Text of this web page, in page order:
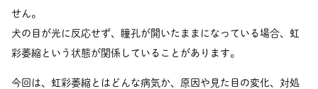
せん。
犬の目が光に反応せず、瞳孔が開いたままになっている場合、虹
彩萎縮という状態が関係していることがあります。
今回は、虹彩萎縮とはどんな病気か、原因や見た目の変化、対処